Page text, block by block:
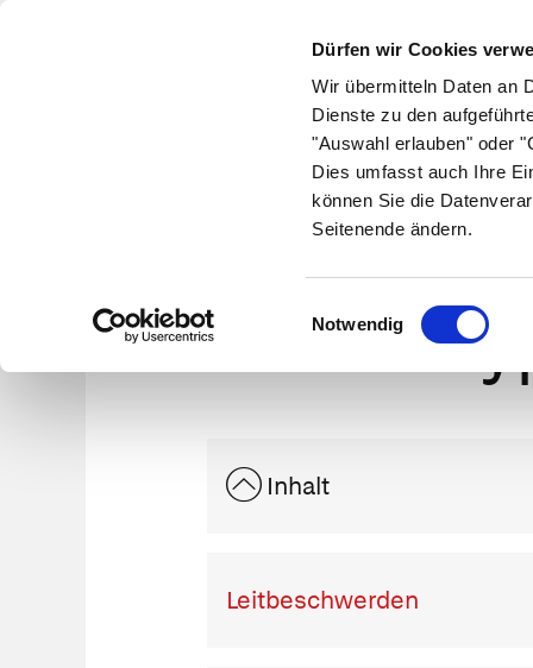
Dürfen wir Cookies
Wir übermitteln Daten an
Dienste zu den
"Auswahl erlauben" oder
Dies umfasst auch Ihre
können Sie die
Seitenende ändern.
Einwilligungsauswahl
Notwendig
Symptome Therapie
Inhalt
Leitbeschwerden